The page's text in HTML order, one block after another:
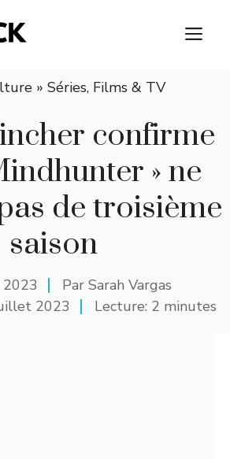
» Séries, Films & TV
confirme
» ne
de troisième
saison
Par Sarah Vargas
2023 Lecture: 2 minutes